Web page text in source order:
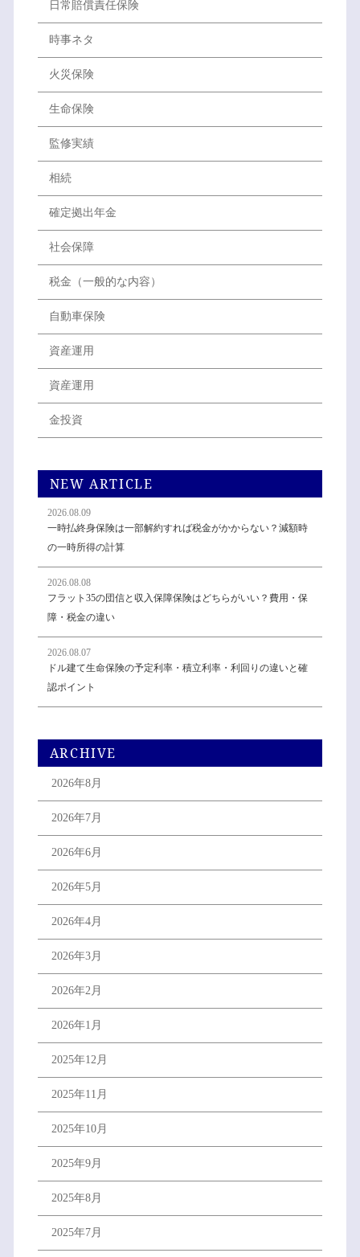
日常賠償責任保険
時事ネタ
火災保険
生命保険
監修実績
相続
確定拠出年金
社会保障
税金（一般的な内容）
自動車保険
資産運用
資産運用
金投資
NEW ARTICLE
2026.08.09
一時払終身保険は一部解約すれば税金がかからない？減額時
の一時所得の計算
2026.08.08
フラット35の団信と収入保障保険はどちらがいい？費用・保
障・税金の違い
2026.08.07
ドル建て生命保険の予定利率・積立利率・利回りの違いと確
認ポイント
ARCHIVE
2026年8月
2026年7月
2026年6月
2026年5月
2026年4月
2026年3月
2026年2月
2026年1月
2025年12月
2025年11月
2025年10月
2025年9月
2025年8月
2025年7月